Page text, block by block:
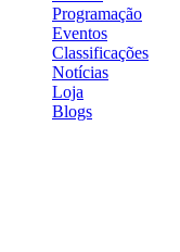
Programação
Eventos
Classificações
Notícias
Loja
Blogs